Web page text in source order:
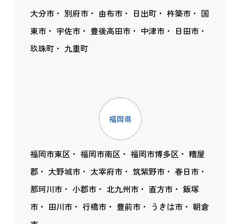
大分市 別府市 由布市 日出町 杵築市
国
東市
宇佐市 豊後高田市 中津市
日田市
玖珠町
九重町
福岡県
福岡市東区 福岡市南区 福岡市博多区
糟屋
郡
大野城市 太宰府市 筑紫野市
春日市
那珂川市
小郡市 北九州市 直方市
飯塚
市
田川市 行橋市 豊前市 うきは市
朝倉